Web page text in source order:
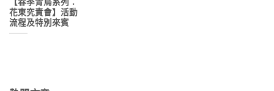
【春季青鳥系列：
花東究責會】活動
流程及特別來賓